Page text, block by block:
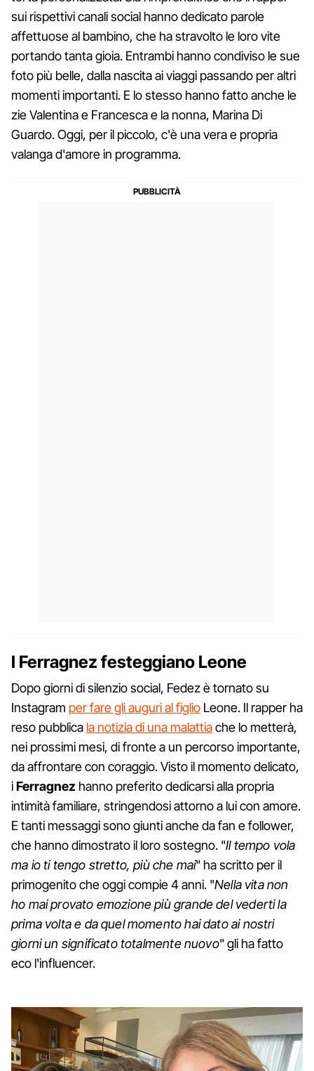
sui rispettivi canali social hanno dedicato parole
affettuose al bambino, che ha stravolto le loro vite
portando tanta gioia. Entrambi hanno condiviso le sue
foto più belle, dalla nascita ai viaggi passando per altri
momenti importanti. E lo stesso hanno fatto anche le
zie Valentina e Francesca e la nonna, Marina Di
Guardo. Oggi, per il piccolo, c'è una vera e propria
valanga d'amore in programma.
I Ferragnez festeggiano Leone
Dopo giorni di silenzio social, Fedez è tornato su
Instagram per fare gli auguri al figlio Leone. Il rapper ha
reso pubblica la notizia di una malattiache lo metterà,
nei prossimi mesi, di fronte a un percorso importante,
da affrontare con coraggio. Visto il momento delicato,
iFerragnez hanno preferito dedicarsi alla propria
intimità familiare, stringendosi attorno a lui con amore.
E tanti messaggi sono giunti anche da fan e follower,
che hanno dimostrato il loro sostegno. "Il tempo vola
ma io ti tengo stretto, più che mai" ha scritto per il
primogenito che oggi compie 4 anni. "Nella vita non
ho mai provato emozione più grande del vederti la
prima volta e da quel momento hai dato ai nostri
giorni un significato totalmente nuovo" gli ha fatto
eco l'influencer.